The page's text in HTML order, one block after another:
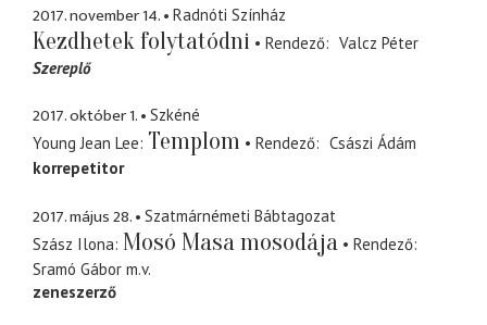
2017. november 14. Radnóti Színház
Kezdhetek folytatódni Rendező
Valcz Péter
Szereplő
2017. október 1.
Szkéné
Young Jean Lee Templom Rendező
Császi Ádám
korrepetitor
2017. május 28.
Szatmárnémeti Bábtagozat
Szász Ilona Mosó Masa mosodája
Rendező
Sramó Gábor m.v.
zeneszerző